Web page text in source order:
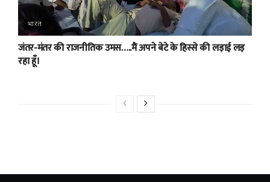
भारत
जंतर-मंतर की राजनीतिक उमस…..मैं अपने बेटे के हिस्से की लड़ाई लड़
रहा हूँ।